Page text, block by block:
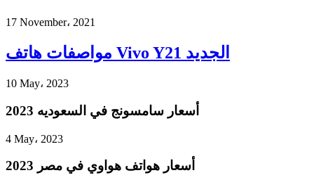
17 November، 2021
مواصفات هاتف Vivo Y21 الجديد
10 May، 2023
أسعار سامسونج في السعوديه 2023
4 May، 2023
أسعار هواتف هواوي في مصر 2023